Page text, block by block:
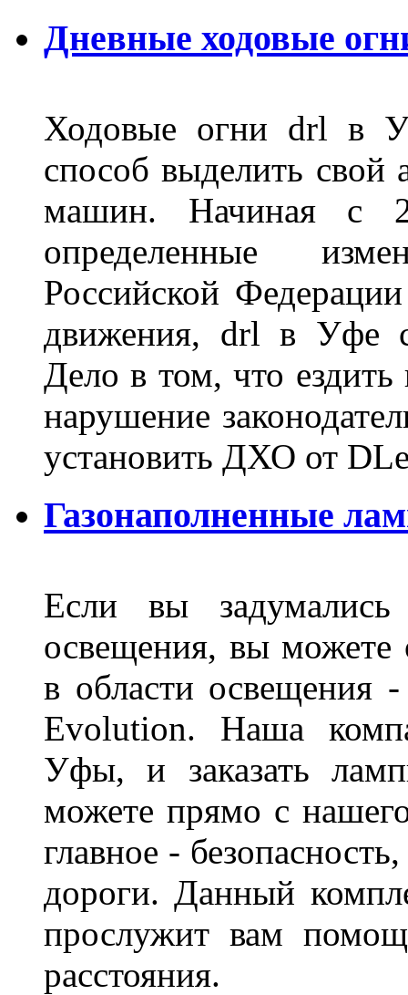
Дневные ходовые
Ходовые огни drl в
способ выделить свой
машин. Начиная с
определенные
Российской
движения, drl в Уфе
Дело в том, что
нарушение
установить ДХО от
Газонаполненные
Если вы задумались
освещения, вы можете
в области освещения
Evolution. Наша
Уфы, и заказать
можете прямо с
главное -
дороги. Данный
прослужит вам
расстояния.